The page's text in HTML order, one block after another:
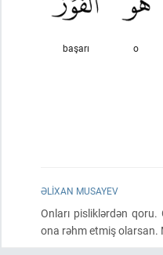
o
başarı
ƏLIXAN MUSAYEV
Onları pisliklərdən
ona rəhm etmiş olarsan.